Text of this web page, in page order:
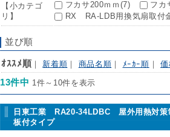
【小カテゴ
リ】
フカサ200ｍｍ(7)
フカ
RX RA-LDB用換気扇取付
並び順
ｵｽｽﾒ順 ｜ 新着順 ｜ 商品名順 ｜ ﾒｰｶｰ順 ｜価
13件中 1件～10件を表示
日東工業 RA20-34LDBC 屋外用熱対策
板付タイプ